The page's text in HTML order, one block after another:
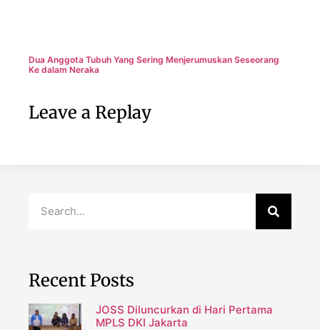
Dua Anggota Tubuh Yang Sering Menjerumuskan Seseorang
Ke dalam Neraka
Leave a Replay
Recent Posts
JOSS Diluncurkan di Hari Pertama
MPLS DKI Jakarta